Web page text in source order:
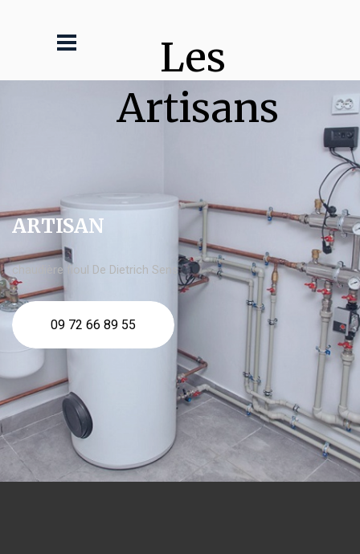
Les
Artisans
ARTISAN
chaudière fioul De Dietrich Sens
09 72 66 89 55